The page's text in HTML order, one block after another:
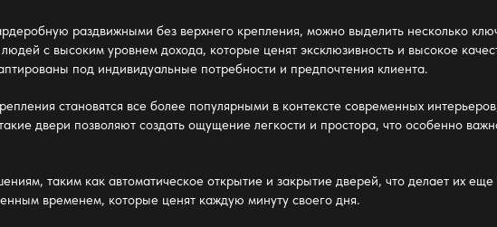
раздвижными без верхнего крепления, можно выделить несколько
с высоким уровнем дохода, которые ценят эксклюзивность и высокое
под индивидуальные потребности и предпочтения клиента.
становятся все более популярными в контексте современных
двери позволяют создать ощущение легкости и простора, что особенно
таким как автоматическое открытие и закрытие дверей, что делает их
временем, которые ценят каждую минуту своего дня.